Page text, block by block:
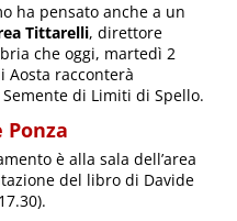
ha pensato anche a un
Tittarelli, direttore
che oggi, martedì 2
Aosta racconterà
di Limiti di Spello.
è alla sala dell’area
del libro di Davide